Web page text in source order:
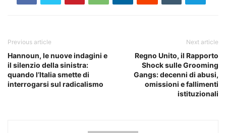
Previous article
Hannoun, le nuove indagini e
il silenzio della sinistra:
quando l’Italia smette di
interrogarsi sul radicalismo
Next article
Regno Unito, il Rapporto
Shock sulle Grooming
Gangs: decenni di abusi,
omissioni e fallimenti
istituzionali